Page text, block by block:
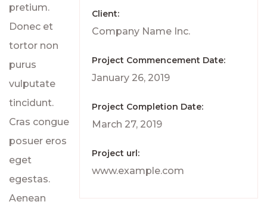
Client:
Company Name Inc.
Project Commencement Date:
January 26, 2019
Project Completion Date:
March 27, 2019
Project url:
www.example.com
pretium.
Donec et
tortor non
purus
vulputate
tincidunt.
Cras congue
posuer eros
eget
egestas.
Aenean